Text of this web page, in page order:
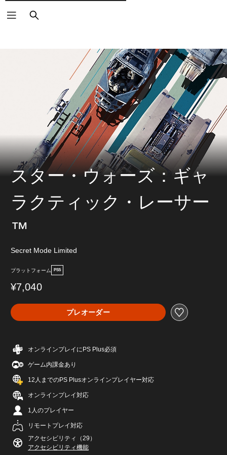
検
索
スター・ウォーズ：ギャ
ラクティック・レーサー
™
Secret Mode Limited
プラットフォーム PS5
¥7,040
プレオーダー
オンラインプレイにPS Plus必須
ゲーム内課金あり
12人までのPS Plusオンラインプレイヤー対応
オンラインプレイ対応
1人のプレイヤー
リモートプレイ対応
アクセシビリティ（29）
アクセシビリティ機能